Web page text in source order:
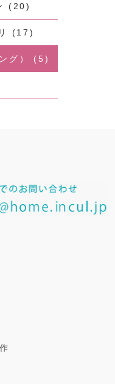
(20)
(17)
グ） (5)